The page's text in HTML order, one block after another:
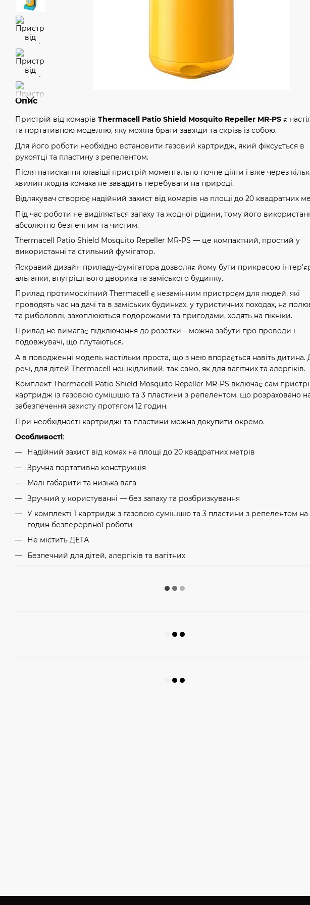
Опис
Пристрій від комарів Thermacell Patio Shield Mosquito Repeller MR-PS є
та портативною моделлю, яку можна брати завжди та скрізь із собою.
Для його роботи необхідно встановити газовий картридж, який фіксується в
рукоятці та пластину з репелентом.
Після натискання клавіші пристрій моментально почне діяти і вже через
хвилин жодна комаха не завадить перебувати на природі.
Відлякувач створює надійний захист від комарів на площі до 20 квадратних
Під час роботи не виділяється запаху та жодної рідини, тому його
абсолютно безпечним та чистим.
Thermacell Patio Shield Mosquito Repeller MR-PS — це компактний, простий у
використанні та стильний фумігатор.
Яскравий дизайн приладу-фумігатора дозволяє йому бути прикрасою
альтанки, внутрішнього дворика та заміського будинку.
Прилад протимоскітний Thermacell є незамінним пристроєм для людей, які
проводять час на дачі та в заміських будинках, у туристичних походах, на
та риболовлі, захоплюються подорожами та пригодами, ходять на пікніки.
Прилад не вимагає підключення до розетки – можна забути про проводи і
подовжувачі, що плутаються.
А в поводженні модель настільки проста, що з нею впорається навіть дитина.
речі, для дітей Thermacell нешкідливий. так само, як для вагітних та алергіків.
Комплект Thermacell Patio Shield Mosquito Repeller MR-PS включає сам
картридж із газовою сумішшю та 3 пластини з репелентом, що розраховано
забезпечення захисту протягом 12 годин.
При необхідності картриджі та пластини можна докупити окремо.
Особливості:
Надійний захист від комах на площі до 20 квадратних метрів
Зручна портативна конструкція
Малі габарити та низька вага
Зручний у користуванні — без запаху та розбризкування
У комплекті 1 картридж з газовою сумішшю та 3 пластини з репелентом на
годин безперервної роботи
Не містить ДЕТА
Безпечний для дітей, алергіків та вагітних